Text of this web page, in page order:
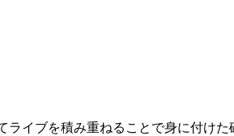
イブを積み重ねることで身に付けた